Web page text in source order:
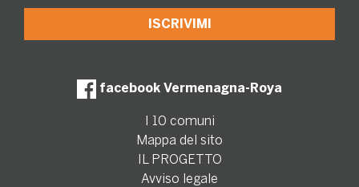
facebook Vermenagna-Roya
I 10 comuni
Mappa del sito
IL PROGETTO
Avviso legale